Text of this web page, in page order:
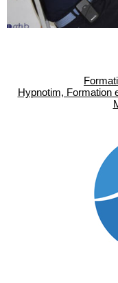
Hypnotim, Formation